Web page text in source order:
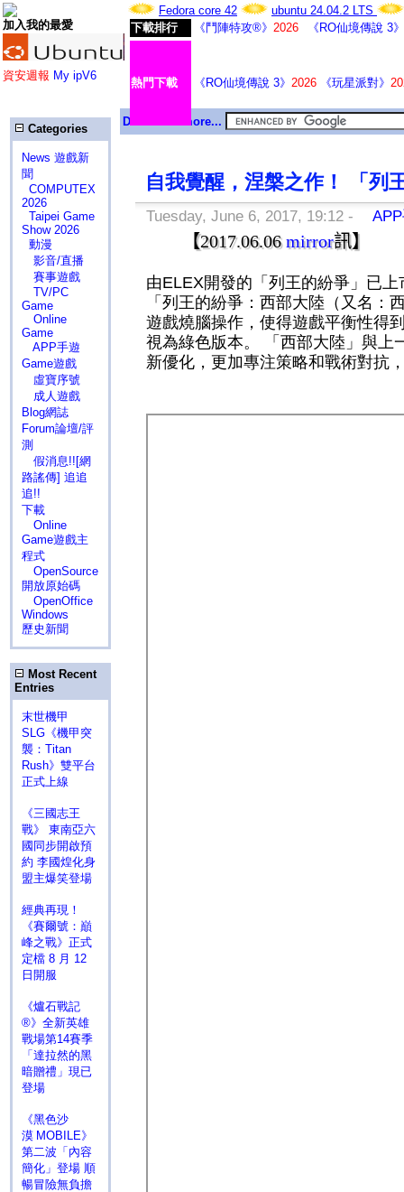
加入我的最愛
資安週報 My ipV6
Fedora core 42
ubuntu 24.04.2 LTS
下載排行
《鬥陣特攻®》 2026 《RO仙境傳說 3》
熱門下載 《RO仙境傳說 3》 2026 《玩星派對》
Categories
News 遊戲新
聞
COMPUTEX
2026
Taipei Game
Show 2026
動漫
影音/直播
賽事遊戲
TV/PC
Game
Online
Game
APP手遊
Game遊戲
虛寶序號
成人遊戲
Blog網誌
Forum論壇/評
測
假消息!![網
路謠傳] 追追
追!!
下載
Online
Game遊戲主
程式
OpenSource
開放原始碼
OpenOffice
Windows
歷史新聞
Most Recent
Entries
末世機甲
SLG《機甲突
襲：Titan
Rush》雙平台
正式上線
《三國志王
戰》 東南亞六
國同步開啟預
約 李國煌化身
盟主爆笑登場
經典再現！
《賽爾號：巔
峰之戰》正式
定檔 8 月 12
日開服
《爐石戰記
®》全新英雄
戰場第14賽季
「達拉然的黑
暗贈禮」現已
登場
《黑色沙
漠 MOBILE》
第二波「內容
簡化」登場 順
暢冒險無負擔
Download more...
自我覺醒，涅槃之作！ 「列
Tuesday, June 6, 2017, 19:12 - APP
【2017.06.06mirror訊】
由ELEX開發的「列王的紛爭」已
「列王的紛爭：西部大陸（又名
遊戲燒腦操作，使得遊戲平衡性得
視為綠色版本。 「西部大陸」與上
新優化，更加專注策略和戰術對抗